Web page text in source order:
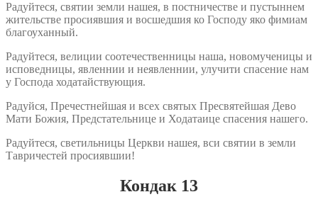
Радуйтеся, святии земли нашея, в постничестве и пустыннем
жительстве просиявшия и восшедшия ко Господу яко фимиам
благоуханный.
Радуйтеся, велиции соотечественницы наша, новомученицы и
исповедницы, явленнии и неявленнии, улучити спасение нам
у Господа ходатайствующия.
Радуйся, Пречестнейшая и всех святых Пресвятейшая Дево
Мати Божия, Предстательнице и Ходатаице спасения нашего.
Радуйтеся, светильницы Церкви нашея, вси святии в земли
Тавричестей просиявшии!
Кондак 13